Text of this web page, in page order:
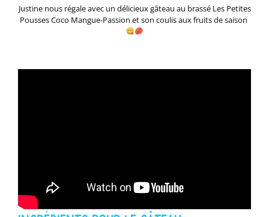
Justine nous régale avec un délicieux gâteau au brassé Les Petites
Pousses Coco Mangue-Passion et son coulis aux fruits de saison